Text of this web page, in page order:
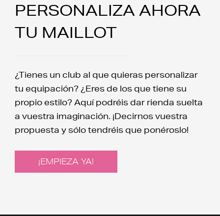
PERSONALIZA AHORA
TU MAILLOT
¿Tienes un club al que quieras personalizar
tu equipación? ¿Eres de los que tiene su
propio estilo? Aquí podréis dar rienda suelta
a vuestra imaginación. ¡Decirnos vuestra
propuesta y sólo tendréis que ponéroslo!
¡EMPIEZA YA!